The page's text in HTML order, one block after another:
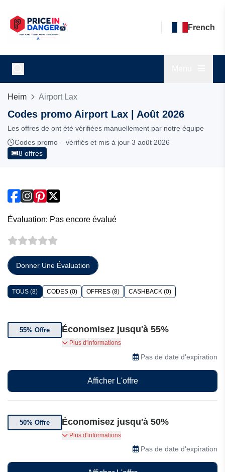
French
Heim Airport Lax
Codes promo Airport Lax | Août 2026
Les offres de ont été vérifiées manuellement par notre équipe
Codes promo – vérifiés et mis à jour 3 août 2026
8 offres
Évaluation: Pas encore évalué
Donner Une Évaluation
TOUS (8) CODES (0) OFFRES (8) CASHBACK (0)
55% Offre Économisez jusqu'à 55%
Jusqu'à 55% de réduction sur le stationnement à
l'aéroport international de Los Angeles (LAX)
Plus d'informations
Pas de date d'expiration
Afficher L'offre
50% Offre Économisez jusqu'à 50%
Jusqu'à 50% de réduction sur les vols à
l'aéroport de Laxington
Plus d'informations
Pas de date d'expiration